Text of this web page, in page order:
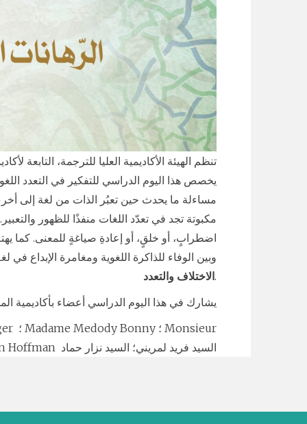
تنظم الهيئة الأكاديمية العليا للترجمة، التابعة
يخصص هذا اليوم الدراسي للتفكير في التعدد
مساءلة ما يحدث حين تعبُر الذات من لغة إلى
مكبوتة تجد في تعدّد اللغات منفذًا للظهور
اضطرابٍ، أو خلقٍ، أو إعادةِ صياغةٍ للمعنى. كما يهتمّ
وبين الوفاء للذاكرة اللغوية ومغامرة الإبداع
الاختلاف والتعدد.
يشارك في هذا اليوم الدراسي أعضاء بأكاديمية
Christian Hoffman السيد فريد لمريني؛ السيد نزار حماد